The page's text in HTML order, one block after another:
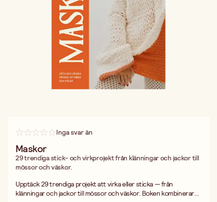
Inga svar än
Maskor
29 trendiga stick- och virkprojekt från klänningar och jackor till
mössor och väskor.
Upptäck 29 trendiga projekt att virka eller sticka — från
klänningar och jackor till mössor och väskor. Boken kombinerar